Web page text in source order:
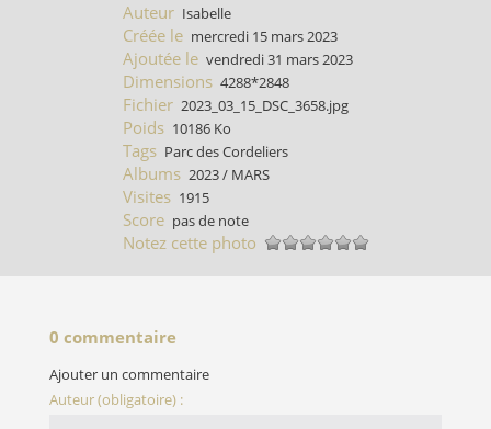
Auteur Isabelle
Créée le mercredi 15 mars 2023
Ajoutée le vendredi 31 mars 2023
Dimensions 4288*2848
Fichier 2023_03_15_DSC_3658.jpg
Poids 10186 Ko
Tags Parc des Cordeliers
Albums 2023/ MARS
Visites 1915
Score pas de note
Notez cette photo
0 commentaire
Ajouter un commentaire
Auteur (obligatoire) :